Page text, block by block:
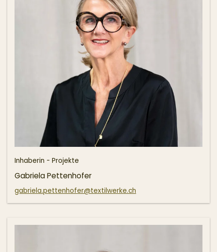
Inhaberin - Projekte
Gabriela Pettenhofer
gabriela.pettenhofer@textilwerke.ch